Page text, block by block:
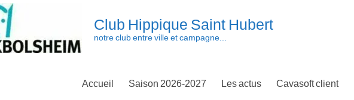
Club Hippique Saint Hubert
notre club entre ville et campagne...
Accueil Saison 2026-2027 Les actus Cavasoft client